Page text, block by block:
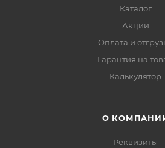
Каталог
Акции
Оплата и
Гарантия на
Калькулятор
О
Реквизиты